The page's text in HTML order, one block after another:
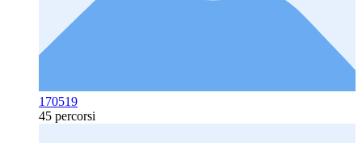
170519
45 percorsi